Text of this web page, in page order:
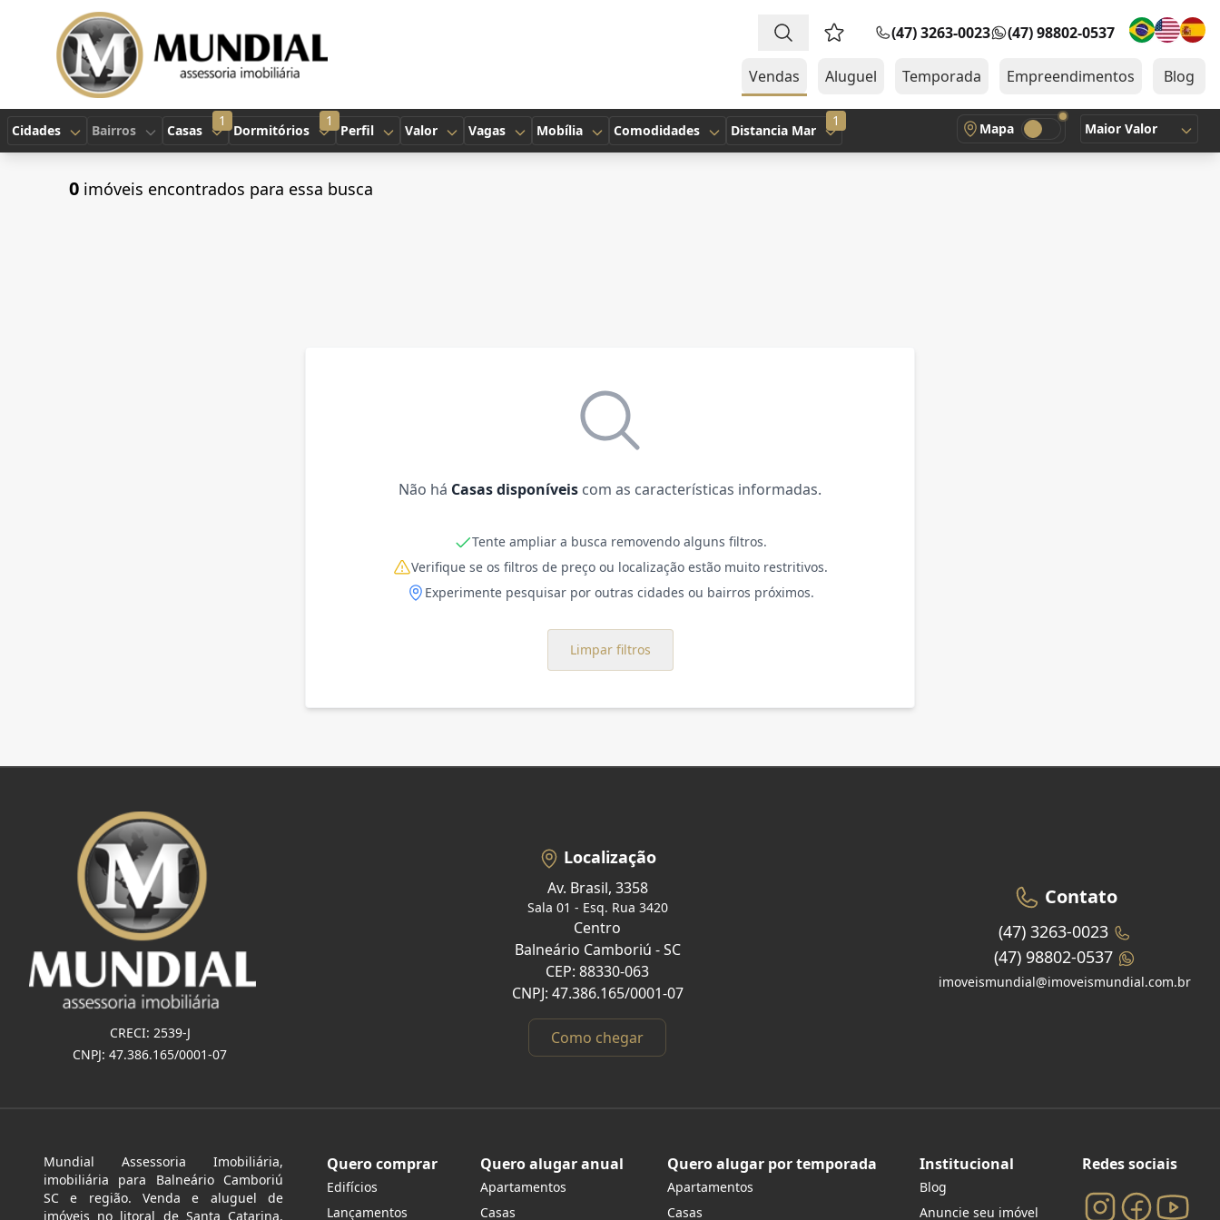
Favoritos (0 itens)
(47) 3263-0023 (47) 98802-0537
Vendas Aluguel Temporada Empreendimentos Blog
Cidades Bairros
1
Casas
1
Dormitórios Perfil Valor Vagas Mobília Comodidades
1
Distancia Mar Mapa Maior Valor
0 imóveis encontrados para essa busca
Não há Casas disponíveis com as características informadas.
Tente ampliar a busca removendo alguns filtros.
Verifique se os filtros de preço ou localização estão muito restritivos.
Experimente pesquisar por outras cidades ou bairros próximos.
Limpar filtros
CRECI: 2539-J
CNPJ: 47.386.165/0001-07
Localização
Av. Brasil, 3358
Sala 01 - Esq. Rua 3420
Centro
Balneário Camboriú - SC
CEP: 88330-063
CNPJ: 47.386.165/0001-07
Como chegar
Contato
(47) 3263-0023
(47) 98802-0537
imoveismundial@imoveismundial.com.br
Mundial Assessoria Imobiliária,
imobiliária para Balneário Camboriú
SC e região. Venda e aluguel de
imóveis no litoral de Santa Catarina.
Quero comprar
Edifícios
Lançamentos
Quero alugar anual
Apartamentos
Casas
Quero alugar por temporada
Apartamentos
Casas
Institucional
Blog
Anuncie seu imóvel
Redes sociais